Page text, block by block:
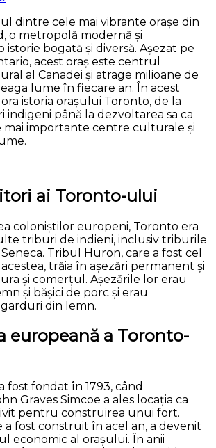
dintre cele mai vibrante orașe din
o metropolă modernă și
istorie bogată și diversă. Așezat pe
acest oraș este centrul
al Canadei și atrage milioane de
lume în fiecare an. În acest
istoria orașului Toronto, de la
indigeni până la dezvoltarea sa ca
importante centre culturale și
ai Toronto-ului
coloniștilor europeni, Toronto era
triburi de indieni, inclusiv triburile
Tribul Huron, care a fost cel
trăia în așezări permanent și
și comerțul. Așezările lor erau
și bășici de porc și erau
din lemn.
europeană a Toronto-
fost fondat în 1793, când
Graves Simcoe a ales locația ca
pentru construirea unui fort.
a fost construit în acel an, a devenit
economic al orașului. În anii